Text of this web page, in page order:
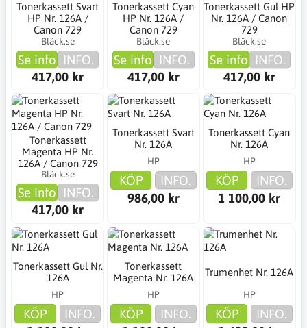
Tonerkassett Svart
HP Nr. 126A /
Canon 729
Bläck.se
Se info INFO.
417,00 kr
Tonerkassett Cyan
HP Nr. 126A /
Canon 729
Bläck.se
Se info INFO.
417,00 kr
Tonerkassett Gul HP
Nr. 126A / Canon
729
Bläck.se
Se info INFO.
417,00 kr
Tonerkassett
Magenta HP Nr.
126A / Canon 729
Bläck.se
Se info INFO.
417,00 kr
Tonerkassett Svart
Nr. 126A
HP
KÖP
INFO.
986,00 kr
Tonerkassett Cyan
Nr. 126A
HP
KÖP
INFO.
1 100,00 kr
Tonerkassett Gul Nr.
126A
HP
KÖP
INFO.
Tonerkassett
Magenta Nr. 126A
HP
KÖP
INFO.
Trumenhet Nr. 126A
HP
KÖP
INFO.